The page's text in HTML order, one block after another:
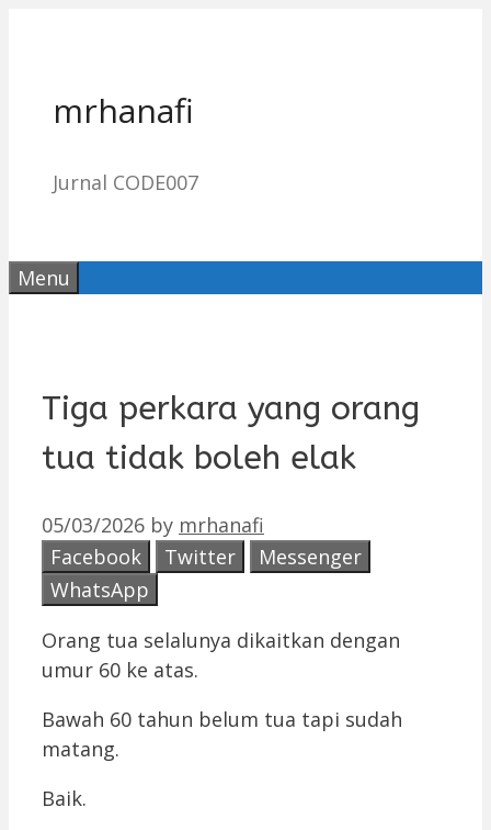
mrhanafi
Jurnal CODE007
Menu
Tiga perkara yang orang
tua tidak boleh elak
05/03/2026 by mrhanafi
Facebook
Twitter
Messenger
WhatsApp
Orang tua selalunya dikaitkan dengan
umur 60 ke atas.
Bawah 60 tahun belum tua tapi sudah
matang.
Baik.